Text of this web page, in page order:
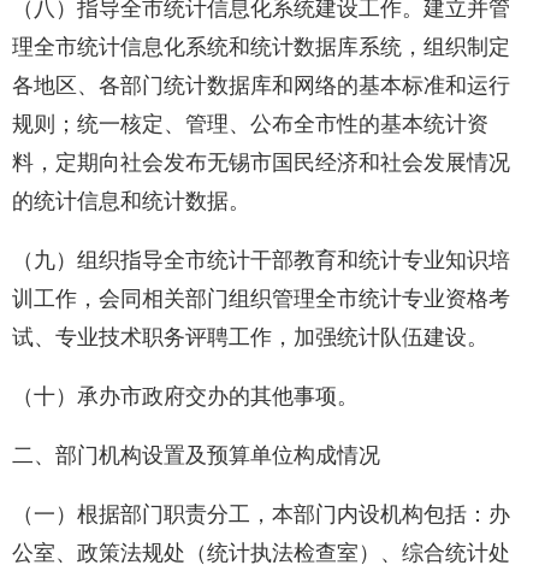
（八）指导全市统计信息化系统建设工作。建立并管
理全市统计信息化系统和统计数据库系统，组织制定
各地区、各部门统计数据库和网络的基本标准和运行
规则；统一核定、管理、公布全市性的基本统计资
料，定期向社会发布无锡市国民经济和社会发展情况
的统计信息和统计数据。
（九）组织指导全市统计干部教育和统计专业知识培
训工作，会同相关部门组织管理全市统计专业资格考
试、专业技术职务评聘工作，加强统计队伍建设。
（十）承办市政府交办的其他事项。
二、部门机构设置及预算单位构成情况
（一）根据部门职责分工，本部门内设机构包括：办
公室、政策法规处（统计执法检查室）、综合统计处